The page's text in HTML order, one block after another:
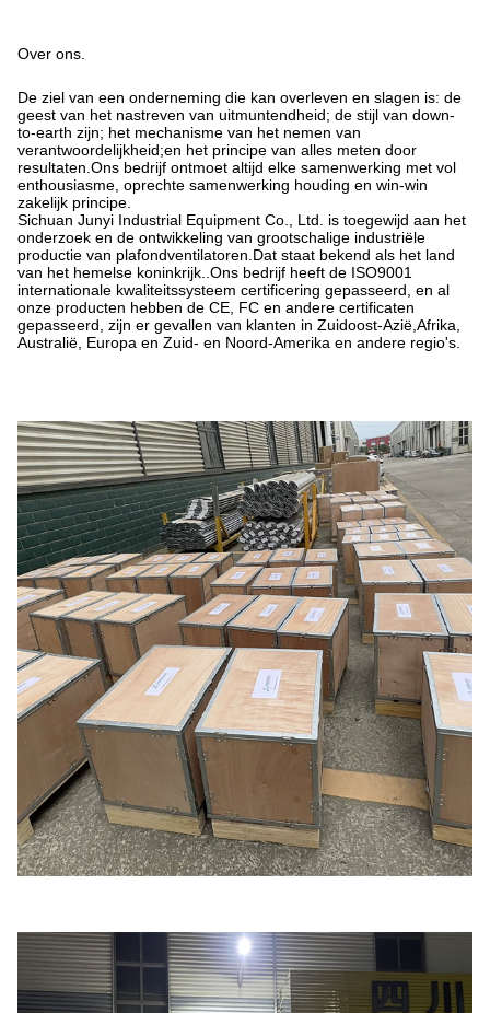
Over ons.
De ziel van een onderneming die kan overleven en slagen is: de
geest van het nastreven van uitmuntendheid; de stijl van down-
to-earth zijn; het mechanisme van het nemen van
verantwoordelijkheid;en het principe van alles meten door
resultaten.Ons bedrijf ontmoet altijd elke samenwerking met vol
enthousiasme, oprechte samenwerking houding en win-win
zakelijk principe.
Sichuan Junyi Industrial Equipment Co., Ltd. is toegewijd aan het
onderzoek en de ontwikkeling van grootschalige industriële
productie van plafondventilatoren.Dat staat bekend als het land
van het hemelse koninkrijk..Ons bedrijf heeft de ISO9001
internationale kwaliteitssysteem certificering gepasseerd, en al
onze producten hebben de CE, FC en andere certificaten
gepasseerd, zijn er gevallen van klanten in Zuidoost-Azië,Afrika,
Australië, Europa en Zuid- en Noord-Amerika en andere regio's.